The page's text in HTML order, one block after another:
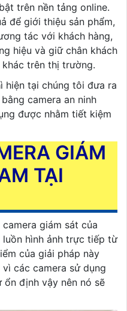
trên nền tảng online.
để giới thiệu sản phẩm,
tác với khách hàng,
hiệu và giữ chân khách
trên thị trường.
hiện tại chúng tôi đưa ra
camera an ninh
được nhằm tiết kiệm
GIÁM
TẠI
giám sát của
hình ảnh trực tiếp từ
của giải pháp này
các camera sử dụng
định vậy nên nó sẽ